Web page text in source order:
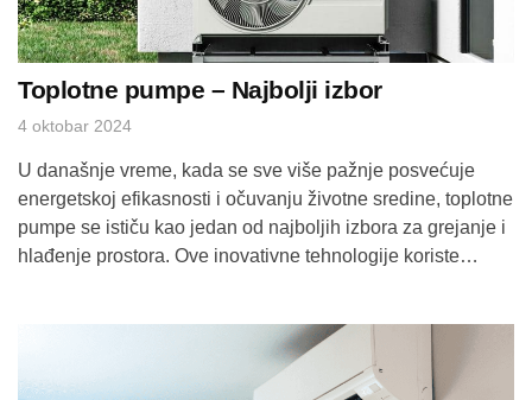
Toplotne pumpe – Najbolji izbor
4 oktobar 2024
U današnje vreme, kada se sve više pažnje posvećuje
energetskoj efikasnosti i očuvanju životne sredine, toplotne
pumpe se ističu kao jedan od najboljih izbora za grejanje i
hlađenje prostora. Ove inovativne tehnologije koriste
pumpe? Toplotne pumpe su uređaji […]